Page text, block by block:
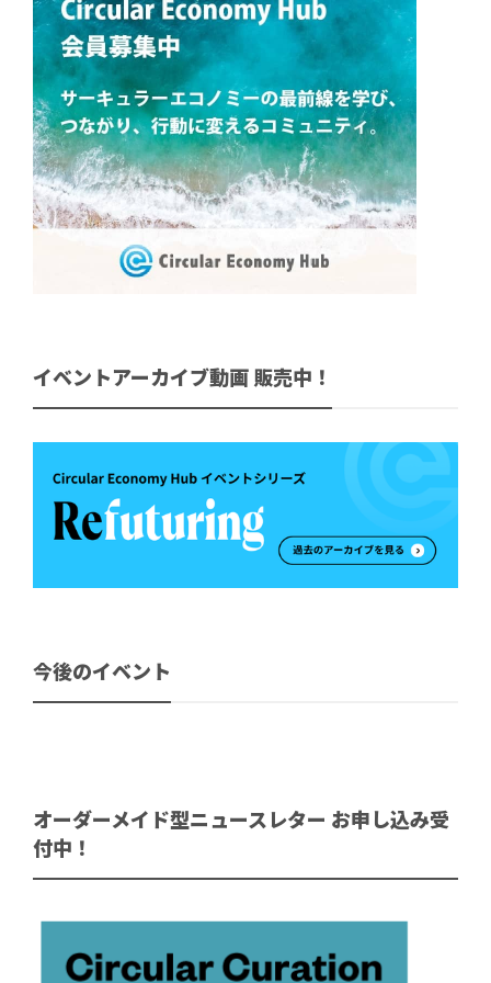
イベントアーカイブ動画 販売中！
今後のイベント
オーダーメイド型ニュースレター お申し込み受
付中！